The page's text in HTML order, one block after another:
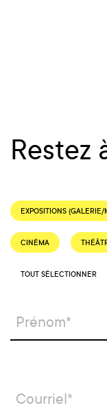
Restez
EXPOSITIONS (GALERIE/
CINÉMA
TOUT SÉLECTIONNER